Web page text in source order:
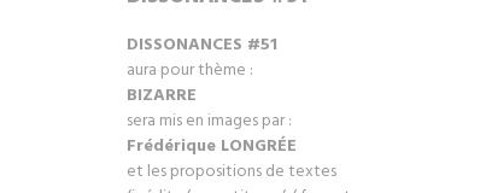
DISSONANCES #51
aura pour thème :
BIZARRE
sera mis en images par :
Frédérique LONGRÉE
et les propositions de textes